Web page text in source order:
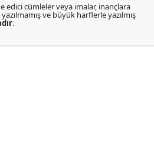
edici cümleler veya imalar, inançlara
ve büyük harflerle yazılmış
.